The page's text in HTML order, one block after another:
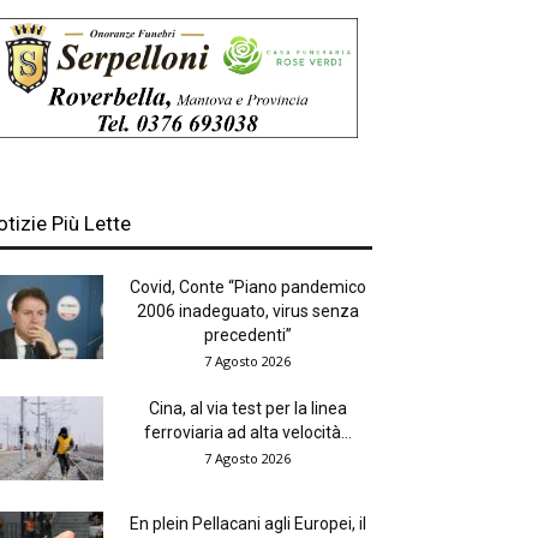
Più Lette
Covid, Conte “Piano pandemico
2006 inadeguato, virus senza
precedenti”
7 Agosto 2026
Cina, al via test per la linea
ferroviaria ad alta velocità...
7 Agosto 2026
En plein Pellacani agli Europei, il